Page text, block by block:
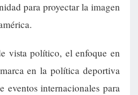
para proyectar la imagen
vista político, el enfoque en
en la política deportiva
internacionales para